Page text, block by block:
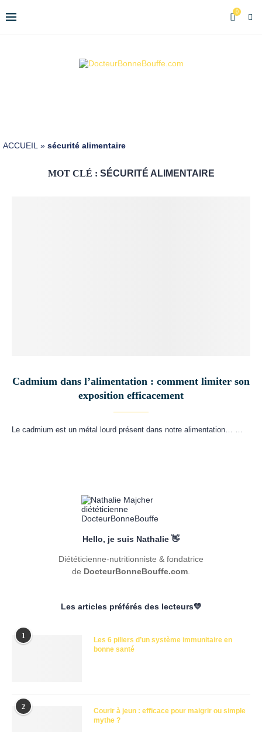
0
ACCUEIL » sécurité alimentaire
MOT CLÉ : SÉCURITÉ ALIMENTAIRE
Cadmium dans l’alimentation : comment limiter son
exposition efficacement
Le cadmium est un métal lourd présent dans notre alimentation… …
Hello, je suis Nathalie 👋
Diététicienne-nutritionniste & fondatrice
de DocteurBonneBouffe.com
Les articles préférés des lecteurs💛
1
Les 6 piliers d’un système immunitaire en
bonne santé
2
Courir à jeun : efficace pour maigrir ou simple
mythe ?